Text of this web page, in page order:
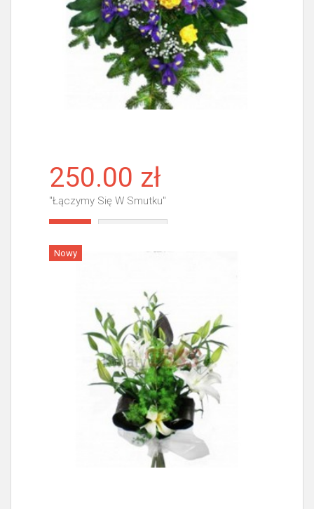
250.00 zł
"Łączymy Się W Smutku"
Nowy